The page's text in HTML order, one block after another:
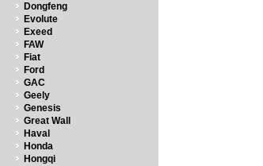
Dongfeng
Evolute
Exeed
FAW
Fiat
Ford
GAC
Geely
Genesis
Great Wall
Haval
Honda
Hongqi